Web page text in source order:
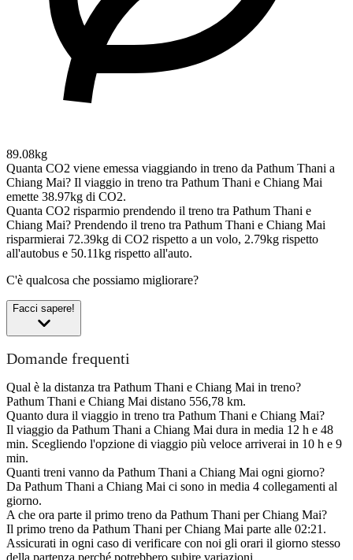
89.08kg
Quanta CO2 viene emessa viaggiando in treno da Pathum Thani a
Chiang Mai? Il viaggio in treno tra Pathum Thani e Chiang Mai
emette 38.97kg di CO2.
Quanta CO2 risparmio prendendo il treno tra Pathum Thani e
Chiang Mai? Prendendo il treno tra Pathum Thani e Chiang Mai
risparmierai 72.39kg di CO2 rispetto a un volo, 2.79kg rispetto
all'autobus e 50.11kg rispetto all'auto.
C'è qualcosa che possiamo migliorare?
Facci sapere!
Domande frequenti
Qual è la distanza tra Pathum Thani e Chiang Mai in treno?
Pathum Thani e Chiang Mai distano 556,78 km.
Quanto dura il viaggio in treno tra Pathum Thani e Chiang Mai?
Il viaggio da Pathum Thani a Chiang Mai dura in media 12 h e 48
min. Scegliendo l'opzione di viaggio più veloce arriverai in 10 h e 9
min.
Quanti treni vanno da Pathum Thani a Chiang Mai ogni giorno?
Da Pathum Thani a Chiang Mai ci sono in media 4 collegamenti al
giorno.
A che ora parte il primo treno da Pathum Thani per Chiang Mai?
Il primo treno da Pathum Thani per Chiang Mai parte alle 02:21.
Assicurati in ogni caso di verificare con noi gli orari il giorno stesso